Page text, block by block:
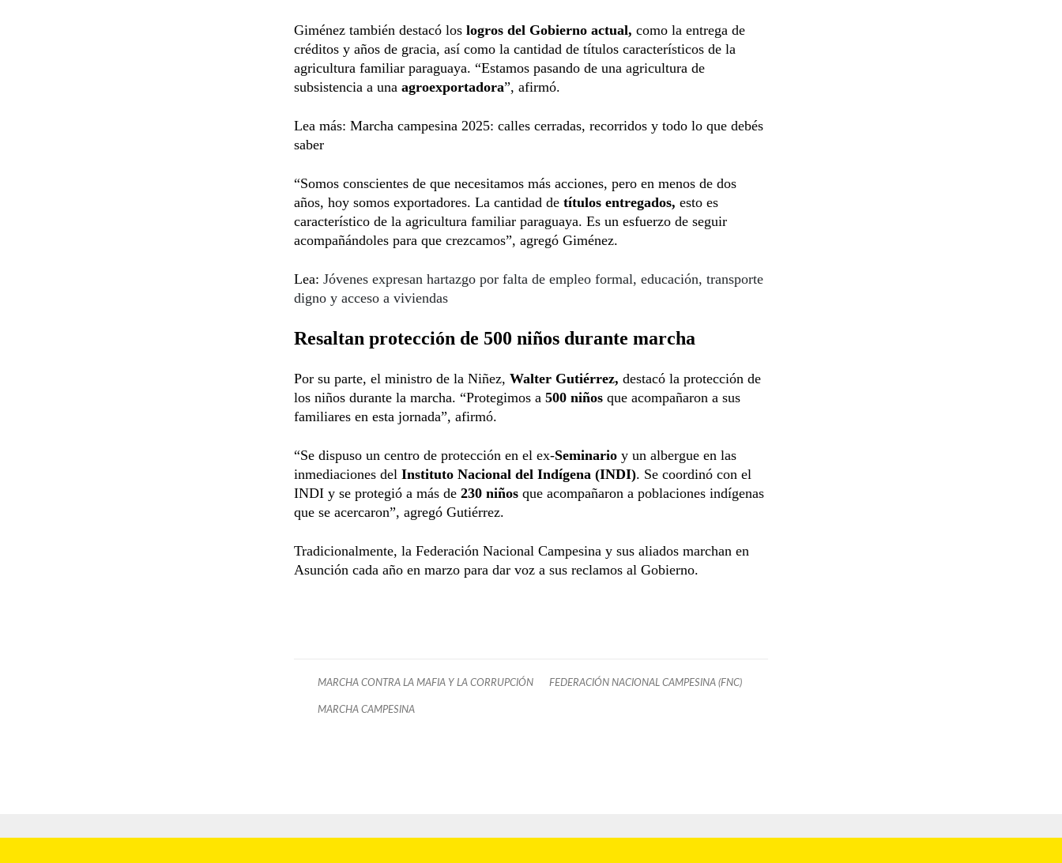
Giménez también destacó los logros del Gobierno actual, como la entrega de
créditos y años de gracia, así como la cantidad de títulos característicos de la
agricultura familiar paraguaya. “Estamos pasando de una agricultura de
subsistencia a una agroexportadora”, afirmó.
Lea más: Marcha campesina 2025: calles cerradas, recorridos y todo lo que debés
saber
“Somos conscientes de que necesitamos más acciones, pero en menos de dos
años, hoy somos exportadores. La cantidad de títulos entregados, esto es
característico de la agricultura familiar paraguaya. Es un esfuerzo de seguir
acompañándoles para que crezcamos”, agregó Giménez.
Lea: Jóvenes expresan hartazgo por falta de empleo formal, educación, transporte
digno y acceso a viviendas
Resaltan protección de 500 niños durante marcha
Por su parte, el ministro de la Niñez, Walter Gutiérrez, destacó la protección de
los niños durante la marcha. “Protegimos a 500 niños que acompañaron a sus
familiares en esta jornada”, afirmó.
“Se dispuso un centro de protección en el ex-Seminario y un albergue en las
inmediaciones del Instituto Nacional del Indígena (INDI). Se coordinó con el
INDI y se protegió a más de 230 niños que acompañaron a poblaciones indígenas
que se acercaron”, agregó Gutiérrez.
Tradicionalmente, la Federación Nacional Campesina y sus aliados marchan en
Asunción cada año en marzo para dar voz a sus reclamos al Gobierno.
MARCHA CONTRA LA MAFIA Y LA CORRUPCIÓN FEDERACIÓN NACIONAL CAMPESINA (FNC)
MARCHA CAMPESINA